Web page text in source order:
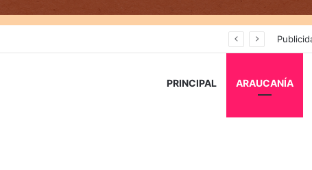
PRINCIPAL ARAUCANÍA